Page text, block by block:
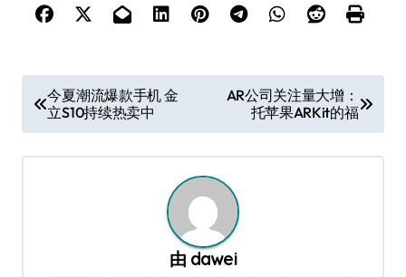
章
导
今夏潮流爆款手机 金
立S10持续热卖中
AR公司关注量大增：
托苹果ARKit的福
由 dawei